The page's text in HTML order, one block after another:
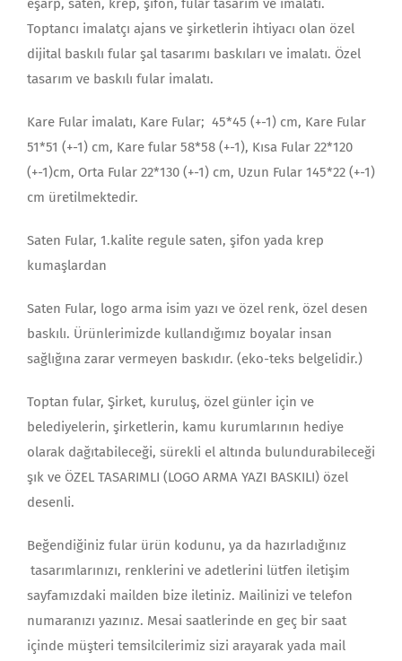
Toptancı imalatçı ajans ve şirketlerin ihtiyacı olan özel
dijital baskılı fular şal tasarımı baskıları ve imalatı. Özel
tasarım ve baskılı fular imalatı.
Kare Fular imalatı, Kare Fular; 45*45 (+-1) cm, Kare Fular
51*51 (+-1) cm, Kare fular 58*58 (+-1), Kısa Fular 22*120
(+-1)cm, Orta Fular 22*130 (+-1) cm, Uzun Fular 145*22 (+-1)
cm üretilmektedir.
Saten Fular, 1.kalite regule saten, şifon yada krep
kumaşlardan
Saten Fular, logo arma isim yazı ve özel renk, özel desen
baskılı. Ürünlerimizde kullandığımız boyalar insan
sağlığına zarar vermeyen baskıdır. (eko-teks belgelidir.)
Toptan fular, Şirket, kuruluş, özel günler için ve
belediyelerin, şirketlerin, kamu kurumlarının hediye
olarak dağıtabileceği, sürekli el altında bulundurabileceği
şık ve ÖZEL TASARIMLI (LOGO ARMA YAZI BASKILI) özel
desenli.
Beğendiğiniz fular ürün kodunu, ya da hazırladığınız
tasarımlarınızı, renklerini ve adetlerini lütfen iletişim
sayfamızdaki mailden bize iletiniz. Mailinizi ve telefon
numaranızı yazınız. Mesai saatlerinde en geç bir saat
içinde müşteri temsilcilerimiz sizi arayarak yada mail